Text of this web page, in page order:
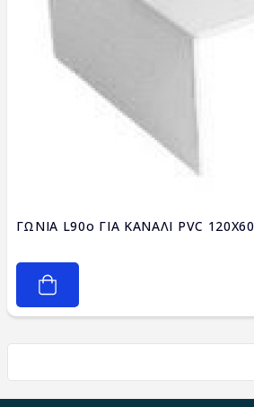
ΓΩΝΙΑ L90ο ΓΙΑ ΚΑΝΑΛΙ PVC 120X60